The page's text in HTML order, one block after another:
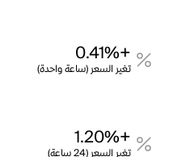
+0.41%
تغير السعر (ساعة واحدة)
+1.20%
تغير السعر (24 ساعة)